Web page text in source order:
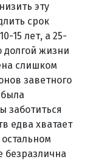
эту
срок
15 лет, а 25-
долгой жизни
слишком
заветного
заботиться
едва хватает
безразлична